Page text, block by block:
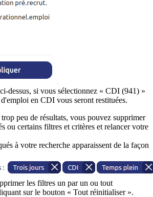
dessus, si vous sélectionnez « CDI (941) »
en CDI vous seront restituées.
peu de résultats, vous pouvez supprimer
ou certains filtres et critères et relancer votre
à votre recherche apparaissent de la façon
les filtres un par un ou tout
sur le bouton « Tout réinitialiser ».